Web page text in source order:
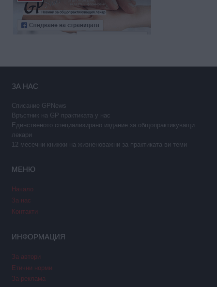
ЗА НАС
Списание GPNews
Връстник на GP практиката у нас
Единственото специализирано издание за общопрактикуващи
лекари
12 месечни книжки на жизненоважни за практиката ви теми
МЕНЮ
Начало
За нас
Контакти
ИНФОРМАЦИЯ
За автори
Етични норми
За реклама